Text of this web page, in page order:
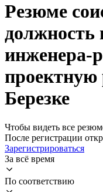
Резюме
должность
инженера-
проектную
Березке
Чтобы видеть все
После регистрации
Зарегистрироваться
За всё время
По соответствию